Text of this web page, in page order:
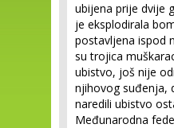
ubijena prije dvije
je eksplodirala
postavljena ispod
su trojica
ubistvo, još nije
njihovog suđenja,
naredili ubistvo
Međunarodna